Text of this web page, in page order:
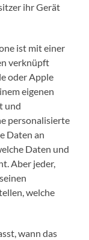
ihr Gerät
ist mit einer
verknüpft
oder Apple
eigenen
und
personalisierte
Daten an
Daten und
Aber jeder,
welche
wann das